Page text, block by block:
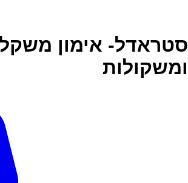
סטראדל- אימון
ומשקולות